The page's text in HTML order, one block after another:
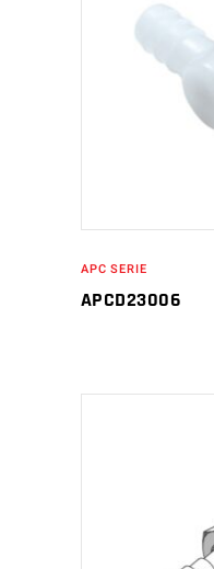
IN DEN
APC SERIE
APCD23006
IN DEN